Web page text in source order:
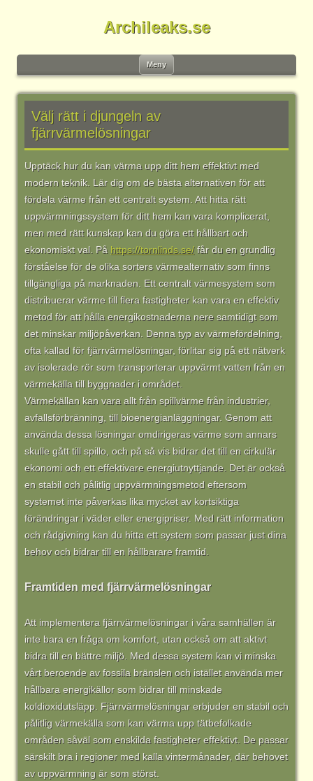
Archileaks.se
Meny
innehåll
Välj rätt i djungeln av
fjärrvärmelösningar
Upptäck hur du kan värma upp ditt hem effektivt med
modern teknik. Lär dig om de bästa alternativen för att
fördela värme från ett centralt system. Att hitta rätt
uppvärmningssystem för ditt hem kan vara komplicerat,
men med rätt kunskap kan du göra ett hållbart och
ekonomiskt val. På https://tornlinds.se/får du en grundlig
förståelse för de olika sorters värmealternativ som finns
tillgängliga på marknaden. Ett centralt värmesystem som
distribuerar värme till flera fastigheter kan vara en effektiv
metod för att hålla energikostnaderna nere samtidigt som
det minskar miljöpåverkan. Denna typ av värmefördelning,
ofta kallad för fjärrvärmelösningar, förlitar sig på ett nätverk
av isolerade rör som transporterar uppvärmt vatten från en
värmekälla till byggnader i området.
Värmekällan kan vara allt från spillvärme från industrier,
avfallsförbränning, till bioenergianläggningar. Genom att
använda dessa lösningar omdirigeras värme som annars
skulle gått till spillo, och på så vis bidrar det till en cirkulär
ekonomi och ett effektivare energiutnyttjande. Det är också
en stabil och pålitlig uppvärmningsmetod eftersom
systemet inte påverkas lika mycket av kortsiktiga
förändringar i väder eller energipriser. Med rätt information
och rådgivning kan du hitta ett system som passar just dina
behov och bidrar till en hållbarare framtid.
Framtiden med fjärrvärmelösningar
Att implementera fjärrvärmelösningar i våra samhällen är
inte bara en fråga om komfort, utan också om att aktivt
bidra till en bättre miljö. Med dessa system kan vi minska
vårt beroende av fossila bränslen och istället använda mer
hållbara energikällor som bidrar till minskade
koldioxidutsläpp. Fjärrvärmelösningar erbjuder en stabil och
pålitlig värmekälla som kan värma upp tätbefolkade
områden såväl som enskilda fastigheter effektivt. De passar
särskilt bra i regioner med kalla vintermånader, där behovet
av uppvärmning är som störst.